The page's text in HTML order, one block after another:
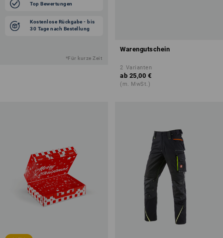
*Für kurze Zeit
Top Bewertungen
Kostenlose Rückgabe - bis
30 Tage nach Bestellung
Warengutschein
2 Varianten
ab 25,00 €
(m. MwSt.)